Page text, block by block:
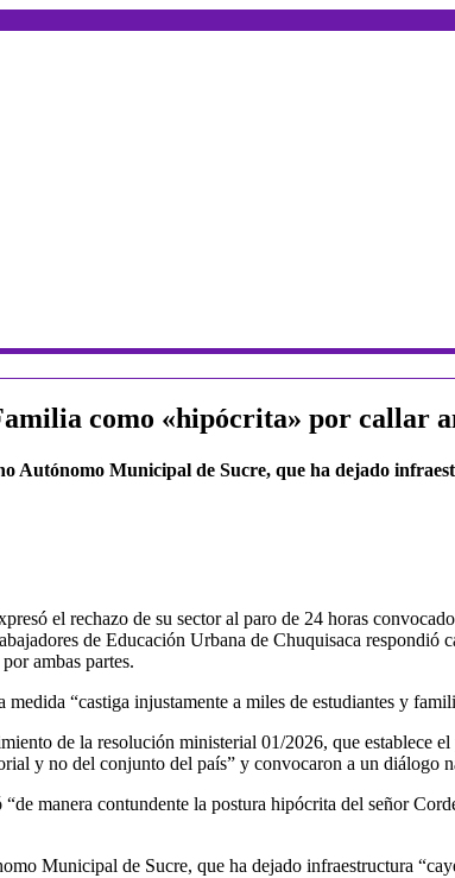
como «hipócrita» por callar
Municipal de Sucre, que ha dejado
el rechazo de su sector al paro de 24 horas
de Educación Urbana de Chuquisaca
ambas partes.
“castiga injustamente a miles de estudiantes y
de la resolución ministerial 01/2026, que establece
y no del conjunto del país” y convocaron a un diálogo
manera contundente la postura hipócrita del señor
Municipal de Sucre, que ha dejado infraestructura